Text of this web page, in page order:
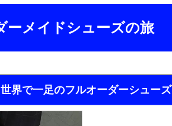
ーメイドシューズの旅
界で一足のフルオーダーシューズ